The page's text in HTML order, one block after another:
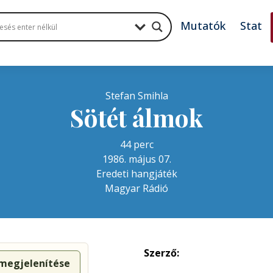
Mutatók Stat
Stefan Smihla
Sötét álmok
44 perc
1986. május 07.
Eredeti hangjáték
Magyar Rádió
Szerző: